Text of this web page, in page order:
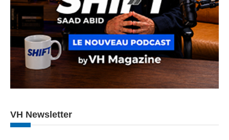
VH Newsletter